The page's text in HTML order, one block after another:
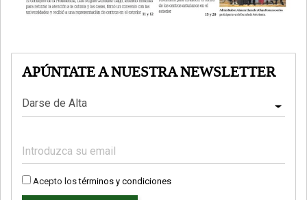
APÚNTATE A NUESTRA NEWSLETTER
Acepto lostérminos y condiciones